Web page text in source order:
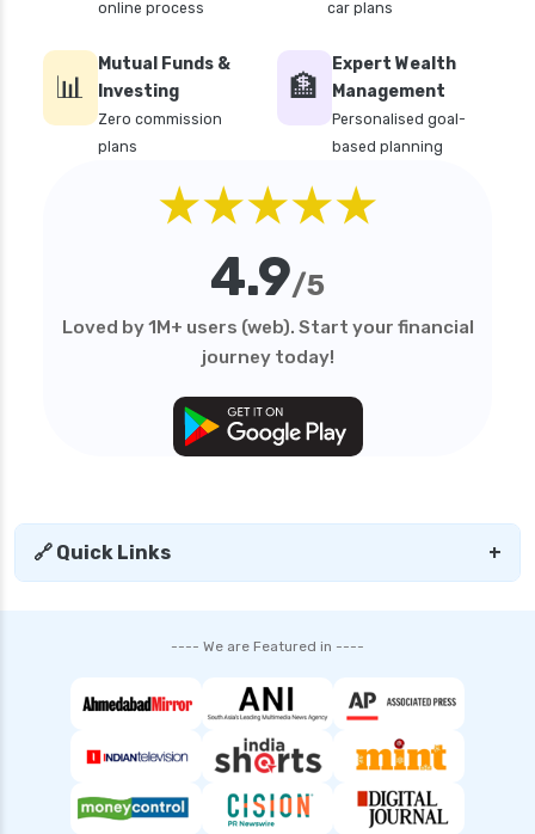
online process
car plans
📊
Mutual Funds &
Investing
Zero commission
plans
🏦
Expert Wealth
Management
Personalised goal-
based planning
★★★★★
4.9/5
Loved by 1M+ users (web). Start your financial
journey today!
🔗 Quick Links +
---- We are Featured in ----